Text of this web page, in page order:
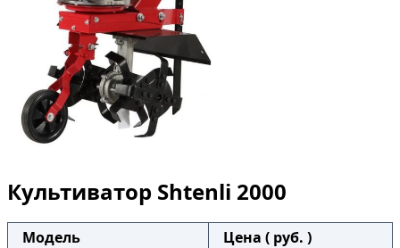
Культиватор Shtenli 2000
Модель
Цена ( руб. )